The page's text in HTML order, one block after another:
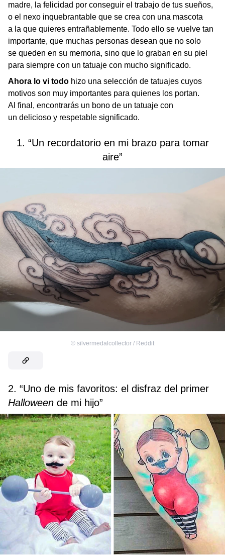
madre, la felicidad por conseguir el trabajo de tus sueños,
o el nexo inquebrantable que se crea con una mascota
a la que quieres entrañablemente. Todo ello se vuelve tan
importante, que muchas personas desean que no solo
se queden en su memoria, sino que lo graban en su piel
para siempre con un tatuaje con mucho significado.
Ahora lo vi todo hizo una selección de tatuajes cuyos
motivos son muy importantes para quienes los portan.
Al final, encontrarás un bono de un tatuaje con
un delicioso y respetable significado.
1. “Un recordatorio en mi brazo para tomar
aire”
© silvermedalcollector / Reddit
2. “Uno de mis favoritos: el disfraz del primer
Halloween de mi hijo”